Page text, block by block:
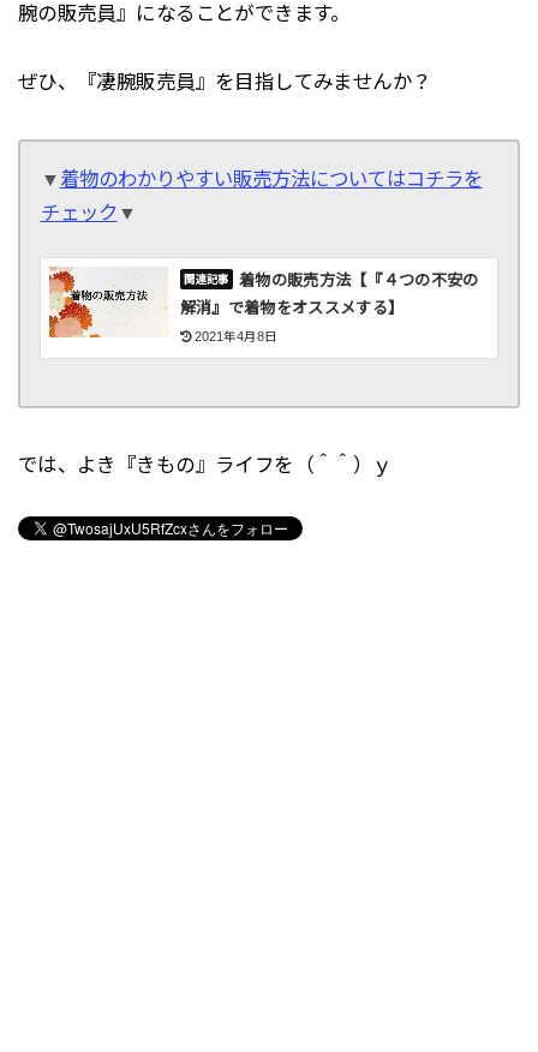
腕の販売員』になることができます。
ぜひ、『凄腕販売員』を目指してみませんか？
▼ 着物のわかりやすい販売方法についてはコチラを
チェック ▼
着物の販売方法【『４つの不安の
解消』で着物をオススメする】
2021年4月8日
では、よき『きもの』ライフを（＾＾）ｙ